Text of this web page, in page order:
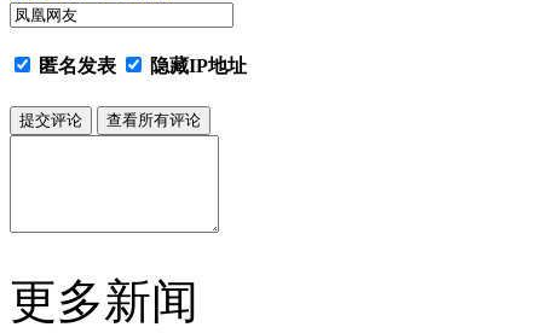
匿名发表 隐藏IP地址
更多新闻